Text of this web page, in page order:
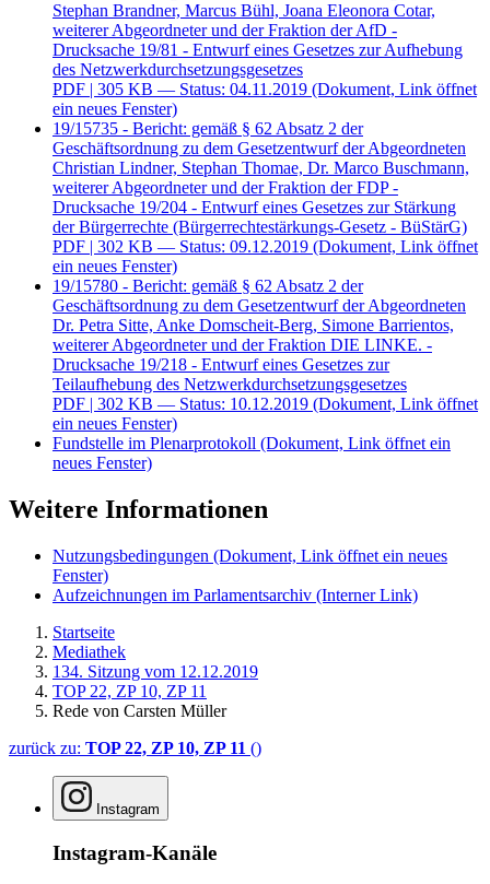
Stephan Brandner, Marcus Bühl, Joana Eleonora Cotar,
weiterer Abgeordneter und der Fraktion der AfD -
Drucksache 19/81 - Entwurf eines Gesetzes zur Aufhebung
des Netzwerkdurchsetzungsgesetzes
PDF | 305 KB — Status: 04.11.2019 (Dokument, Link öffnet
ein neues Fenster)
19/15735 - Bericht: gemäß § 62 Absatz 2 der
Geschäftsordnung zu dem Gesetzentwurf der Abgeordneten
Christian Lindner, Stephan Thomae, Dr. Marco Buschmann,
weiterer Abgeordneter und der Fraktion der FDP -
Drucksache 19/204 - Entwurf eines Gesetzes zur Stärkung
der Bürgerrechte (Bürgerrechtestärkungs-Gesetz - BüStärG)
PDF | 302 KB — Status: 09.12.2019 (Dokument, Link öffnet
ein neues Fenster)
19/15780 - Bericht: gemäß § 62 Absatz 2 der
Geschäftsordnung zu dem Gesetzentwurf der Abgeordneten
Dr. Petra Sitte, Anke Domscheit-Berg, Simone Barrientos,
weiterer Abgeordneter und der Fraktion DIE LINKE. -
Drucksache 19/218 - Entwurf eines Gesetzes zur
Teilaufhebung des Netzwerkdurchsetzungsgesetzes
PDF | 302 KB — Status: 10.12.2019 (Dokument, Link öffnet
ein neues Fenster)
Fundstelle im Plenarprotokoll (Dokument, Link öffnet ein
neues Fenster)
Weitere Informationen
Nutzungsbedingungen (Dokument, Link öffnet ein neues
Fenster)
Aufzeichnungen im Parlamentsarchiv (Interner Link)
Startseite
Mediathek
134. Sitzung vom 12.12.2019
TOP 22, ZP 10, ZP 11
Rede von Carsten Müller
zurück zu: TOP 22, ZP 10, ZP 11 ()
Instagram
Instagram-Kanäle